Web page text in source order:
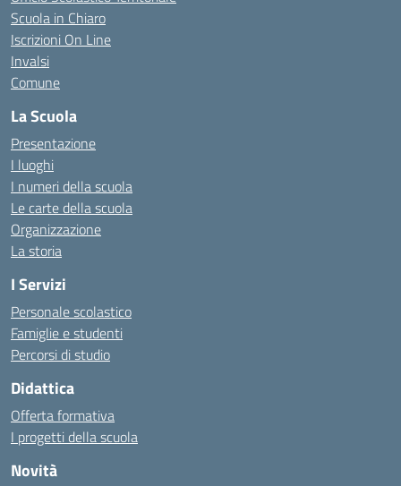
Scuola in Chiaro
Iscrizioni On Line
Invalsi
Comune
La Scuola
Presentazione
I luoghi
I numeri della scuola
Le carte della scuola
Organizzazione
La storia
I Servizi
Personale scolastico
Famiglie e studenti
Percorsi di studio
Didattica
Offerta formativa
I progetti della scuola
Novità